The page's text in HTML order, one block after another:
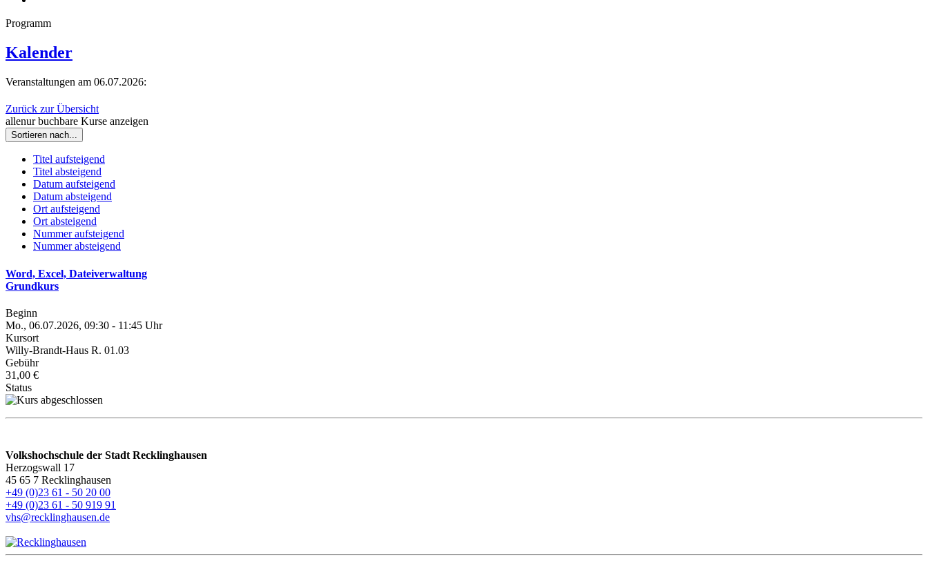
Programm
Kalender
Veranstaltungen am 06.07.2026:
Zurück zur Übersicht
allenur buchbare Kurse anzeigen
Sortieren nach...
Titel aufsteigend
Titel absteigend
Datum aufsteigend
Datum absteigend
Ort aufsteigend
Ort absteigend
Nummer aufsteigend
Nummer absteigend
Word, Excel, Dateiverwaltung
Grundkurs
Beginn
Mo., 06.07.2026, 09:30 - 11:45 Uhr
Kursort
Willy-Brandt-Haus R. 01.03
Gebühr
31,00 €
Status
Volkshochschule der Stadt Recklinghausen
Herzogswall 17
45 65 7 Recklinghausen
+49 (0)23 61 - 50 20 00
+49 (0)23 61 - 50 919 91
vhs@recklinghausen.de